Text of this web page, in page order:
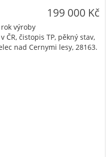
199 000 Kč
rok výroby
ČR, čistopis TP, pěkný stav,
nad Cernymi lesy, 28163.